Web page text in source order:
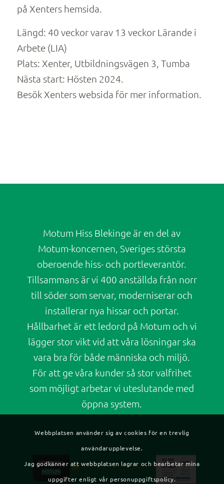
på Xenters hemsida.
Längd: 40 veckor varav 13 veckor Lärande i
Arbete (LIA)
Plats: Xenter, Utbildningsvägen 3, Tumba
Nästa start: Hösten 2024.
Besök Xenters websida för mer information.
Motum Hiss Blekinge är en del av
Motum-koncernen, Sveriges största
oberoende hiss- och portleverantör.
Tillsammans är vi 400 anställda från norr
till söder som servar, moderniserar och
installerar nya hissar och portar.
Hållbarhet är ett ledord på Motum och vi
lägger stor vikt vid att våra lösningar ska
vara bra för både människa och miljö.
För att ge våra kunder så stor valfrihet
som möjligt arbetar vi uteslutande med
öppna system.
Webbplatsen använder sig av cookies för en trevlig
användarupplevelse.
Jag godkänner att webbplatsen lagrar och bearbetar mina
uppgifter enligt vår personuppgiftspolicy.